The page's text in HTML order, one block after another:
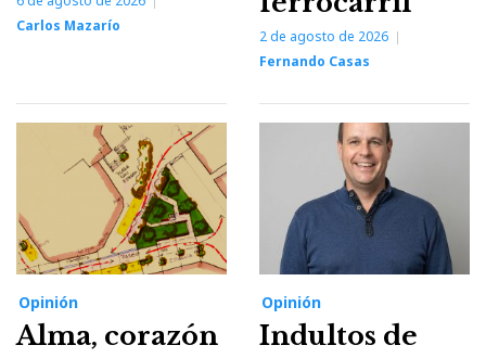
Carlos Mazarío
2 de agosto de 2026
Fernando Casas
Opinión
Alma, corazón
Opinión
Indultos de